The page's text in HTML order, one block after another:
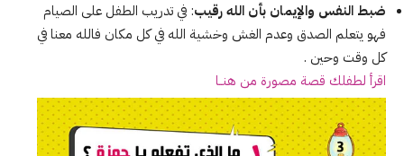
ضبط النفس والإيمان بأن الله رقيب: في تدريب الطفل على الصيام
فهو يتعلم الصدق وعدم الغش وخشية الله في كل مكان فالله معنا في
كل وقت وحين .
اقرأ لطفلك قصة مصورة من هنــا